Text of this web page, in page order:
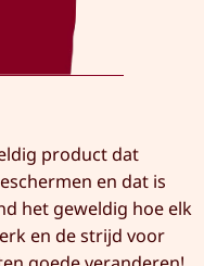
product dat
en dat is
het geweldig hoe elk
en de strijd voor